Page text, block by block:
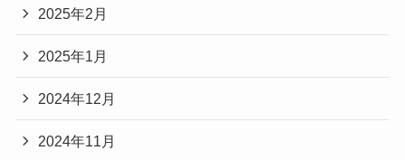
2025年2月
2025年1月
2024年12月
2024年11月